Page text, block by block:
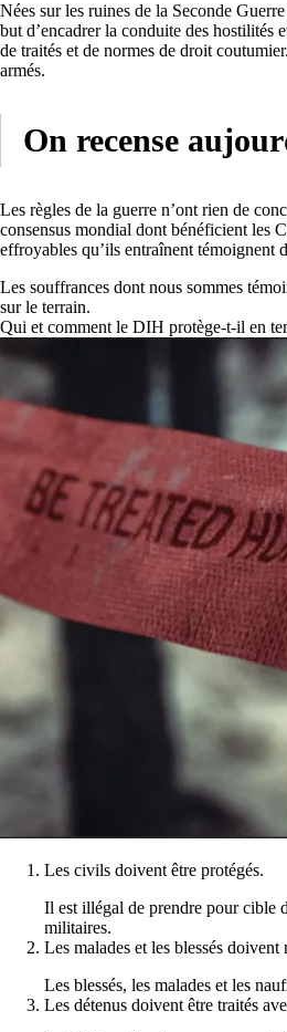
Nées sur les ruines de la Seconde
but d’encadrer la conduite des hostilités
de traités et de normes de droit
armés.
On recense
Les règles de la guerre n’ont rien de
consensus mondial dont bénéficient les
effroyables qu’ils entraînent témoignent
Les souffrances dont nous sommes
sur le terrain.
Qui et comment le DIH protège-t-il en
Les civils doivent être protégés.
Il est illégal de prendre pour cible
militaires.
Les malades et les blessés
Les blessés, les malades et les
Les détenus doivent être traités